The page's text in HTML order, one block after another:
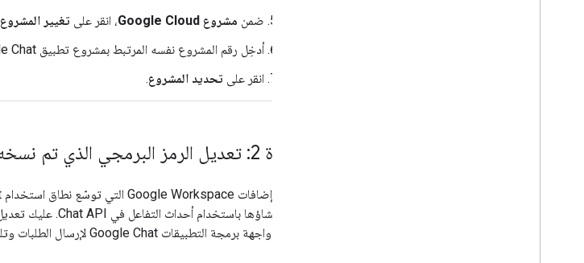
ضمن مشروع Google Cloud ، انقر على تغيير المشروع
أدخِل رقم المشروع نفسه المرتبط بمشروع تطبيق Google Chat الحالي.
انقر على تحديد المشروع.
الخطوة 2: تعديل الرمز البرمجي الذي تم نسخه
التي تم إنشاؤها باستخدام أحداث التفاعل في Chat API. عليك تعديل الرمز البرمجي لاستخدام إضافة Google Workspace
واجهة برمجة التطبيقات Google Chat لإرسال الطلبات وتلقّي الردود. استخدِم